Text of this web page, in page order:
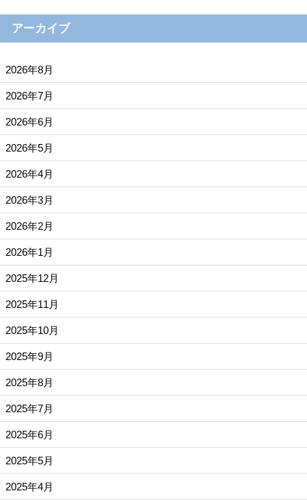
アーカイブ
2026年8月
2026年7月
2026年6月
2026年5月
2026年4月
2026年3月
2026年2月
2026年1月
2025年12月
2025年11月
2025年10月
2025年9月
2025年8月
2025年7月
2025年6月
2025年5月
2025年4月